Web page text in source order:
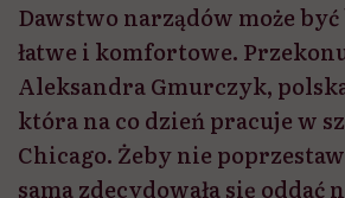
Dawstwo narządów może
łatwe i komfortowe.
Aleksandra Gmurczyk,
która na co dzień pracuje w
Chicago. Żeby nie
sama zdecydowała się oddać